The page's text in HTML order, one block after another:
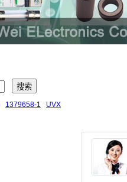
1379658-1 UVX